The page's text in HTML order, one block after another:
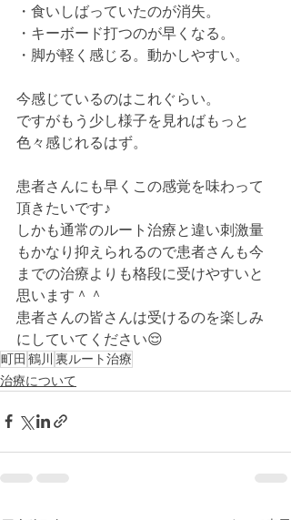
・食いしばっていたのが消失。
・キーボード打つのが早くなる。
・脚が軽く感じる。動かしやすい。
今感じているのはこれぐらい。
ですがもう少し様子を見ればもっと
色々感じれるはず。
患者さんにも早くこの感覚を味わって
頂きたいです♪
しかも通常のルート治療と違い刺激量
もかなり抑えられるので患者さんも今
までの治療よりも格段に受けやすいと
思います＾＾
患者さんの皆さんは受けるのを楽しみ
にしていてください😌
町田 鶴川 裏ルート治療
治療について